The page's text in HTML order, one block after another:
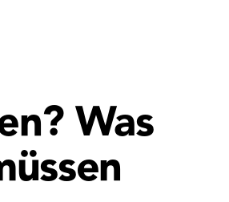
Was